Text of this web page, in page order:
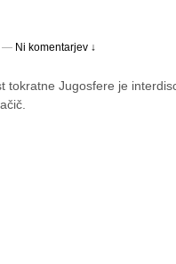
— Ni komentarjev ↓
tokratne Jugosfere je